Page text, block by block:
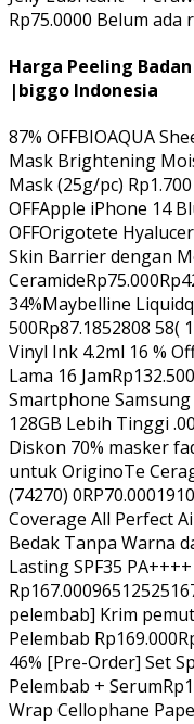
Rp75.0000 Belum ada
Harga Peeling
|biggo Indonesia
87% OFFBIOAQUA
Mask Brightening
Mask (25g/pc)
OFFApple iPhone 14
OFFOrigotete
Skin Barrier dengan
34%Maybelline
500Rp87.1852808 58(
Vinyl Ink 4.2ml 16 %
Lama 16
Smartphone Samsung
128GB Lebih Tinggi
Diskon 70% masker
untuk OriginoTe
(74270)
Coverage All Perfect
Bedak Tanpa Warna
Lasting SPF35
pelembab] Krim
Pelembab
46% [Pre-Order] Set
Pelembab +
Wrap Cellophane